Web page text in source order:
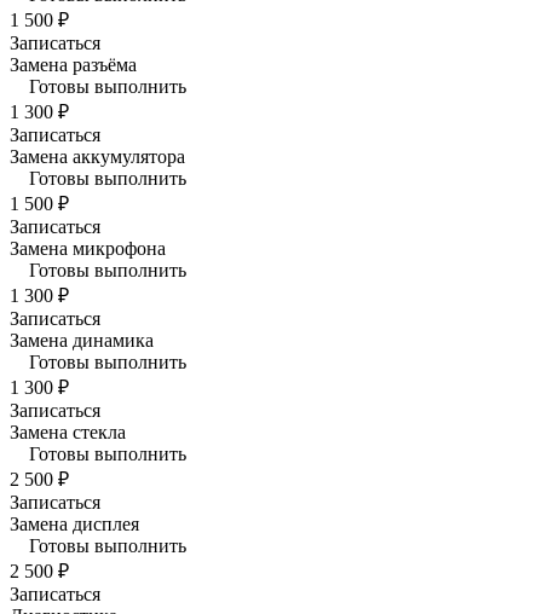
1 500 ₽
Записаться
Замена разъёма
Готовы выполнить
1 300 ₽
Записаться
Замена аккумулятора
Готовы выполнить
1 500 ₽
Записаться
Замена микрофона
Готовы выполнить
1 300 ₽
Записаться
Замена динамика
Готовы выполнить
1 300 ₽
Записаться
Замена стекла
Готовы выполнить
2 500 ₽
Записаться
Замена дисплея
Готовы выполнить
2 500 ₽
Записаться